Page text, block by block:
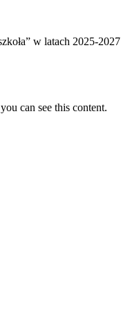
w latach 2025-2027
can see this content.